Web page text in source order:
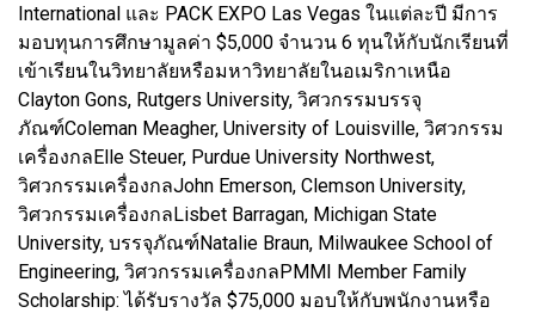
International และ PACK EXPO Las Vegas ในแต่ละปี มีการ
มอบทุนการศึกษามูลค่า $5,000 จำนวน 6 ทุนให้กับนักเรียนที่
เข้าเรียนในวิทยาลัยหรือมหาวิทยาลัยในอเมริกาเหนือ
Clayton Gons, Rutgers University, วิศวกรรมบรรจุ
ภัณฑ์Coleman Meagher, University of Louisville, วิศวกรรม
เครื่องกลElle Steuer, Purdue University Northwest,
วิศวกรรมเครื่องกลJohn Emerson, Clemson University,
วิศวกรรมเครื่องกลLisbet Barragan, Michigan State
University, บรรจุภัณฑ์Natalie Braun, Milwaukee School of
Engineering, วิศวกรรมเครื่องกลPMMI Member Family
Scholarship: ได้รับรางวัล $75,000 มอบให้กับพนักงานหรือ